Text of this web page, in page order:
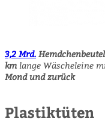
3,2 Mrd.
km lange Wäscheleine
Mond und zurück
Plastiktüten